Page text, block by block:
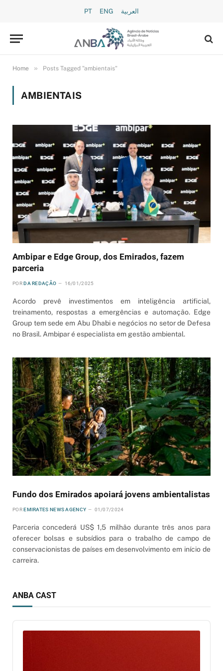
PT ENG العربية
Home » Posts Tagged "ambientais"
AMBIENTAIS
Ambipar e Edge Group, dos Emirados, fazem
parceria
POR DA REDAÇÃO 16/01/2025
Acordo prevê investimentos em inteligência artificial,
treinamento, respostas a emergências e automação. Edge
Group tem sede em Abu Dhabi e negócios no setor de Defesa
no Brasil. Ambipar é especialista em gestão ambiental.
Fundo dos Emirados apoiará jovens ambientalistas
POR EMIRATES NEWS AGENCY 01/07/2024
Parceria concederá US$ 1,5 milhão durante três anos para
oferecer bolsas e subsídios para o trabalho de campo de
conservacionistas de países em desenvolvimento em início de
carreira.
ANBA CAST
Audio
Player